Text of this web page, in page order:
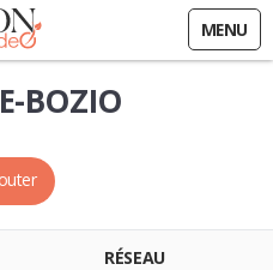
MENU
BOZIO
RÉSEAU